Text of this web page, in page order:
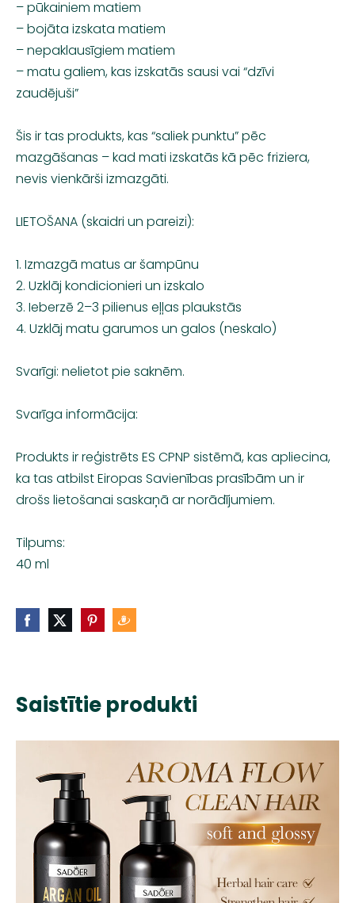
– pūkainiem matiem
– bojāta izskata matiem
– nepaklausīgiem matiem
– matu galiem, kas izskatās sausi vai “dzīvi
zaudējuši”
Šis ir tas produkts, kas “saliek punktu” pēc
mazgāšanas – kad mati izskatās kā pēc friziera,
nevis vienkārši izmazgāti.
LIETOŠANA (skaidri un pareizi):
1. Izmazgā matus ar šampūnu
2. Uzklāj kondicionieri un izskalo
3. Ieberzē 2–3 pilienus eļļas plaukstās
4. Uzklāj matu garumos un galos (neskalo)
Svarīgi: nelietot pie saknēm.
Svarīga informācija:
Produkts ir reģistrēts ES CPNP sistēmā, kas apliecina,
ka tas atbilst Eiropas Savienības prasībām un ir
drošs lietošanai saskaņā ar norādījumiem.
Tilpums:
40 ml
Saistītie produkti